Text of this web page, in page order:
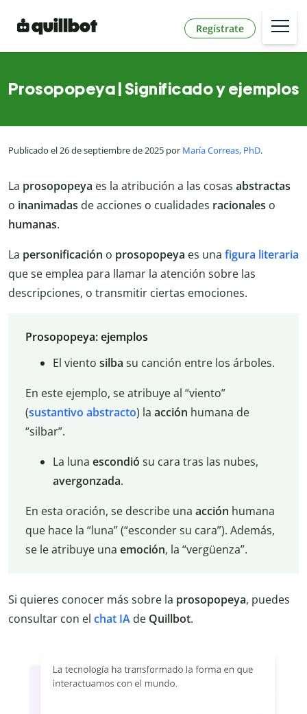
Regístrate
Prosopopeya | Significado y ejemplos
Publicado el 26 de septiembre de 2025 por María Correas, PhD.
La prosopopeya es la atribución a las cosas abstractas
o inanimadas de acciones o cualidades racionales o
humanas.
La personificación o prosopopeya es una figura literaria
que se emplea para llamar la atención sobre las
descripciones, o transmitir ciertas emociones.
Prosopopeya: ejemplos
El viento silba su canción entre los árboles.
En este ejemplo, se atribuye al “viento”
(sustantivo abstracto) la acción humana de
“silbar”.
La luna escondió su cara tras las nubes,
avergonzada.
En esta oración, se describe una acción humana
que hace la “luna” (“esconder su cara”). Además,
se le atribuye una emoción, la “vergüenza”.
Si quieres conocer más sobre la prosopopeya, puedes
consultar con el chat IA de Quillbot.